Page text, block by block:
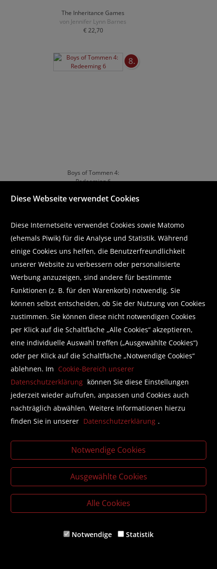
The Inheritance Games
von Jennifer Lynn Barnes
€ 22,70
8.
Boys of Tommen 4:
Redeeming 6
€ 20,30
Picking Daisies on Sundays
von Liana Cincotti
Unravel Me
von Tahereh Mafi
Kinderbuch
1.
Tagebuch des Zauberers
Diese Webseite verwendet Cookies
Diese Internetseite verwendet Cookies sowie Matomo
(ehemals Piwik) für die Analyse und Statistik. Während
einige Cookies uns helfen, die Benutzerfreundlichkeit
unserer Website zu verbessern oder personalisierte
Werbung anzuzeigen, sind andere für bestimmte
Funktionen (z. B. für den Warenkorb) notwendig. Sie
können selbst entscheiden, ob Sie der Nutzung von Cookies
zustimmen. Sie können diese nicht notwendigen Cookies
per Klick auf die Schaltfläche „Alle Cookies“ akzeptieren,
eine individuelle Auswahl treffen („Ausgewählte Cookies“)
oder per Klick auf die Schaltfläche „Notwendige Cookies“
ablehnen. Im Cookie-Bereich unserer
Datenschutzerklärung können Sie diese Einstellungen
jederzeit wieder aufrufen, anpassen und Cookies auch
nachträglich abwählen. Weitere Informationen hierzu
finden Sie in unserer Datenschutzerklärung .
Notwendige Cookies
Ausgewählte Cookies
Alle Cookies
Notwendige Statistik